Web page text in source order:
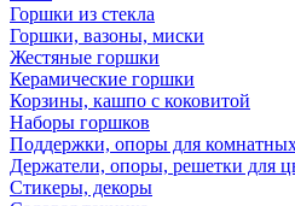
Горшки из стекла
Горшки, вазоны, миски
Жестяные горшки
Керамические горшки
Корзины, кашпо с коковитой
Наборы горшков
Поддержки, опоры для
Держатели, опоры, решетки для
Стикеры, декоры